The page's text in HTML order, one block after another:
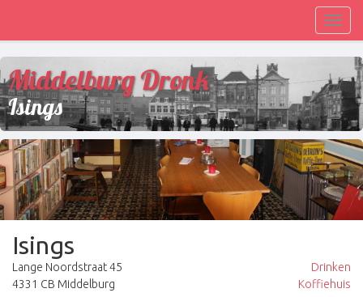
Middelburg Dronk
Isings
Isings
Lange Noordstraat 45
4331 CB Middelburg
Drinken
Koffiehuis